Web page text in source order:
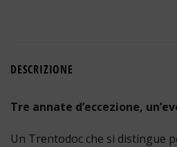
DESCRIZIONE
Tre annate d’eccezione,
Un Trentodoc che si distingue